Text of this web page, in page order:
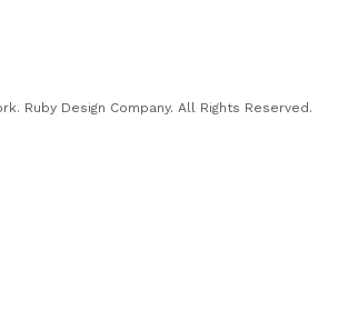
Ruby Design Company. All Rights Reserved.